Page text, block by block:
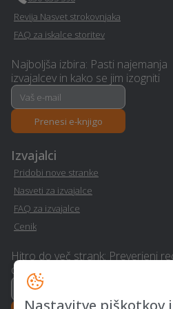
Urejanje okolice -
Cerknica
Polaganje laminata -
Cerknica
Nezgodno zavarovanje -
Cerknica
PR / odnosi z javnostmi -
Cerknica
Polaganje tapet - Cerknica
Grafično oblikovanje -
Revija Nasvet strokovnjaka
FAQ za iskalce storitev
Najboljša izbira: Pasti najemanja
izvajalcev in kako se jim izogniti
Prenesi e-knjigo
Izvajalci
Pridobi nove stranke
Nasveti za izvajalce
FAQ za izvajalce
Cenik
Hitro do več strank: Preverjeni
dvig realizacije
Nastavitve piškotkov